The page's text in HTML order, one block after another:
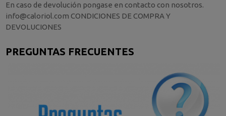
En caso de devolución pongase en contacto con nosotros.
info@caloriol.com CONDICIONES DE COMPRA Y
DEVOLUCIONES
PREGUNTAS FRECUENTES